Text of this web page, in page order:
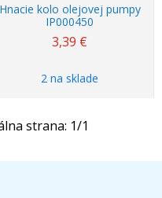
Hnacie kolo olejovej pumpy
IP000450
3,39 €
2 na sklade
strana: 1/1